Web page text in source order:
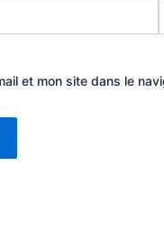
et mon site dans le